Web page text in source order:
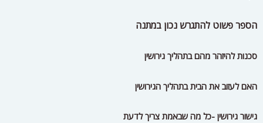
הספר פשוט להתגרש נכון במתנה
סכנות להיזהר מהם בתהליך גירושין
האם לעזוב את הבית בתהליך הגירושין
גישור גירושין -כל מה שבאמת צריך לדעת